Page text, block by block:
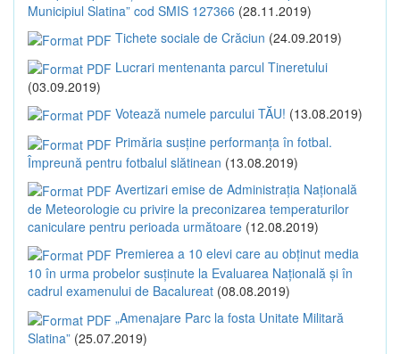
Municipiul Slatina” cod SMIS 127366 (28.11.2019)
Tichete sociale de Crăciun (24.09.2019)
Lucrari mentenanta parcul Tineretului
(03.09.2019)
Votează numele parcului TĂU! (13.08.2019)
Primăria susține performanța în fotbal.
Împreună pentru fotbalul slătinean (13.08.2019)
Avertizari emise de Administrația Națională
de Meteorologie cu privire la preconizarea temperaturilor
caniculare pentru perioada următoare (12.08.2019)
Premierea a 10 elevi care au obținut media
10 în urma probelor susținute la Evaluarea Națională și în
cadrul examenului de Bacalureat (08.08.2019)
„Amenajare Parc la fosta Unitate Militară
Slatina” (25.07.2019)